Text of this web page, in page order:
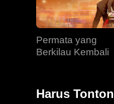
Permata yang
Berkilau Kembali
Harus Tonton